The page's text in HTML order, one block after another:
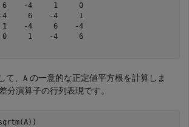
-4     1     0
6    -4     1
-4     6    -4
1    -4     6
て、 A の一意的な正定値平方根を計算しま
分演算子の行列表現です。